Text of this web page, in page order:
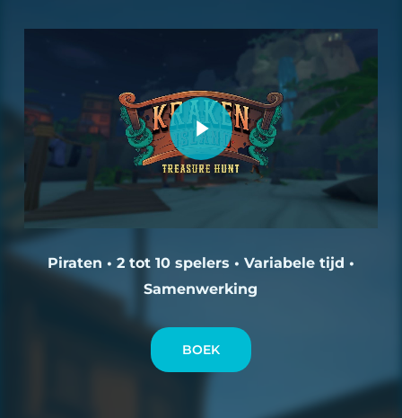
Video afspelen
Video afspelen
Piraten • 2 tot 10 spelers • Variabele tijd •
Samenwerking
BOEK